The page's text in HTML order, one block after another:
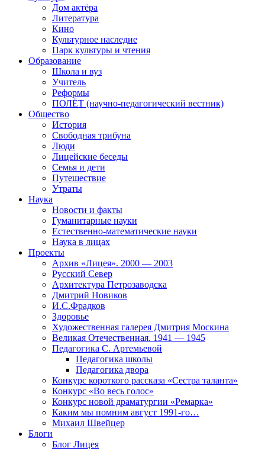
Дом актёра
Литература
Кино
Культурное наследие
Парк культуры и чтения
Образование
Школа и вуз
Учитель
Реформы
ПОЛЁТ (научно-педагогический вестник)
Общество
История
Свободная трибуна
Люди
Лицейские беседы
Семья и дети
Путешествие
Утраты
Наука
Новости и факты
Гуманитарные науки
Естественно-математические науки
Наука в лицах
Проекты
Архив «Лицея». 2000 — 2003
Русский Север
Архитектура Петрозаводска
Дмитрий Новиков
И.С.Фрадков
Здоровье
Художественная галерея Дмитрия Москина
Великая Отечественная. 1941 — 1945
Педагогика С. Артемьевой
Педагогика школы
Педагогика двора
Конкурс короткого рассказа «Сестра таланта»
Конкурс «Во весь голос»
Конкурс новой драматургии «Ремарка»
Каким мы помним август 1991-го…
Михаил Швейцер
Блоги
Блог Лицея